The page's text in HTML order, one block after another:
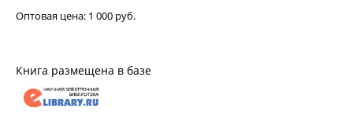
Оптовая цена: 1 000 руб.
Книга размещена в базе